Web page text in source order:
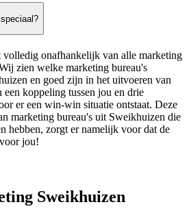
volledig onafhankelijk van alle marketing
zien welke marketing bureau's
en goed zijn in het uitvoeren van
koppeling tussen jou en drie
er een win-win situatie ontstaat. Deze
marketing bureau's uit Sweikhuizen die
hebben, zorgt er namelijk voor dat de
jou!
Sweikhuizen